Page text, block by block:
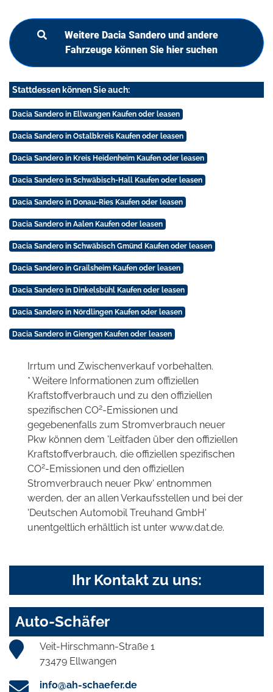
Weitere Dacia Sandero und andere
Fahrzeuge können Sie hier suchen
Stattdessen können Sie auch:
Dacia Sandero in Ellwangen Kaufen oder leasen
Dacia Sandero in Ostalbkreis Kaufen oder leasen
Dacia Sandero in Kreis Heidenheim Kaufen oder leasen
Dacia Sandero in Schwäbisch-Hall Kaufen oder leasen
Dacia Sandero in Donau-Ries Kaufen oder leasen
Dacia Sandero in Aalen Kaufen oder leasen
Dacia Sandero in Schwäbisch Gmünd Kaufen oder leasen
Dacia Sandero in Grailsheim Kaufen oder leasen
Dacia Sandero in Dinkelsbühl Kaufen oder leasen
Dacia Sandero in Nördlingen Kaufen oder leasen
Dacia Sandero in Giengen Kaufen oder leasen
Irrtum und Zwischenverkauf vorbehalten.
* Weitere Informationen zum offiziellen
Kraftstoffverbrauch und zu den offiziellen
spezifischen CO2-Emissionen und
gegebenenfalls zum Stromverbrauch neuer
Pkw können dem 'Leitfaden über den offiziellen
Kraftstoffverbrauch, die offiziellen spezifischen
CO2-Emissionen und den offiziellen
Stromverbrauch neuer Pkw' entnommen
werden, der an allen Verkaufsstellen und bei der
'Deutschen Automobil Treuhand GmbH'
unentgeltlich erhältlich ist unter www.dat.de.
Ihr Kontakt zu uns:
Auto-Schäfer
Veit-Hirschmann-Straße 1
73479 Ellwangen
info@ah-schaefer.de